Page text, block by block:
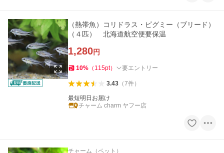
（熱帯魚）コリドラス・ピグミー（ブリード）
（４匹） 北海道航空便要保温
1,280円
10% （ 115pt） 要エントリー
3.43（7件）
最短明日お届け
チャーム charm ヤフー店
チャーム（ペット）